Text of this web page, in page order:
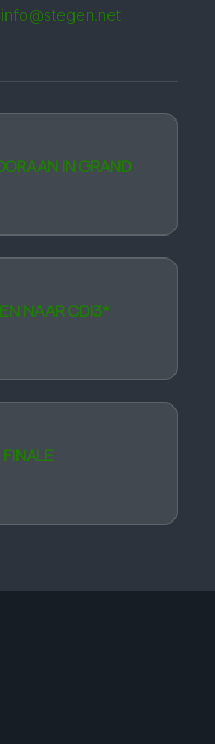
info@stegen.net
IN GRAND
NAAR CDI3*